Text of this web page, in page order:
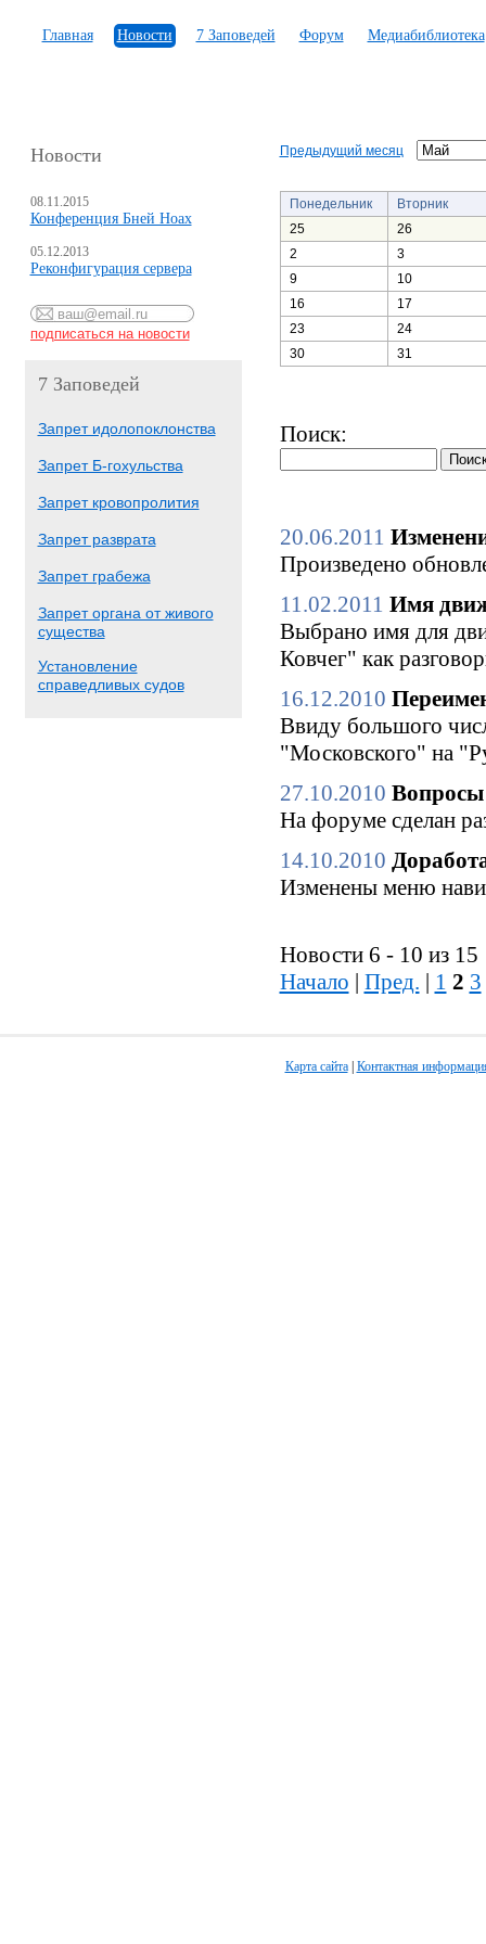
Главная Новости 7 Заповедей Форум Медиабиблиотека
Новости
08.11.2015
Конференция Бней Ноах
05.12.2013
Реконфигурация сервера
7 Заповедей
Запрет идолопоклонства
Запрет Б-гохульства
Запрет кровопролития
Запрет разврата
Запрет грабежа
Запрет органа от живого
существа
Установление
справедливых судов
Предыдущий месяц
Понедельник
Вторник
25
26
2
3
9
10
16
17
23
24
30
31
Поиск:
20.06.2011
Произведено
11.02.2011 Имя
Выбрано имя для
Ковчег" как
16.12.2010
Ввиду большого
"Московского" на
27.10.2010 Вопросы
На форуме сделан
14.10.2010
Изменены меню
Новости 6 - 10 из 15
Начало | Пред. | 1 2 3
Карта сайта| Контактная